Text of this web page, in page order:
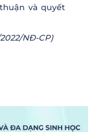
và quyết
NĐ-CP)